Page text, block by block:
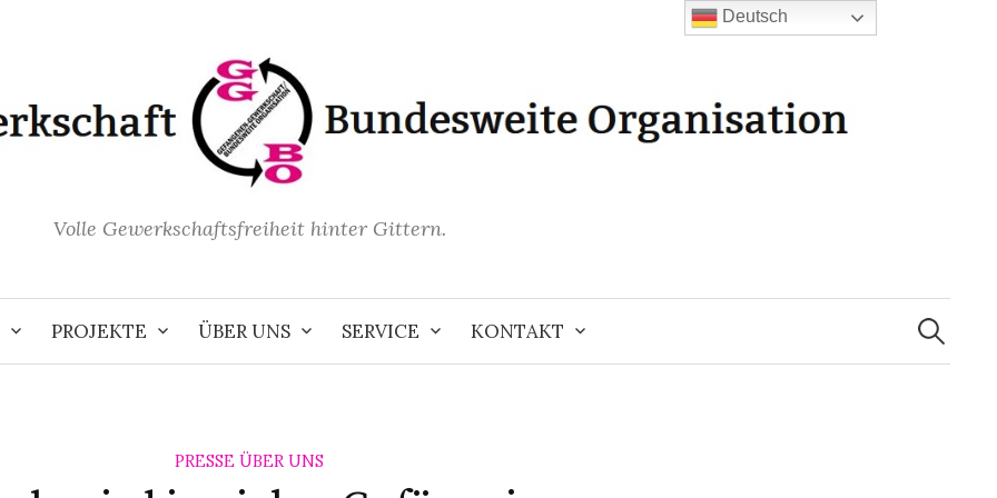
Volle Gewerkschaftsfreiheit hinter Gittern.
PROJEKTE ÜBER UNS SERVICE KONTAKT
Suchen
nach:
PRESSE ÜBER UNS
Deutsch